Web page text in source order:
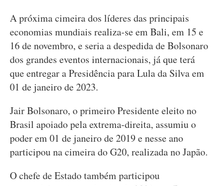
A próxima cimeira dos líderes das principais
economias mundiais realiza-se em Bali, em 15 e
16 de novembro, e seria a despedida de Bolsonaro
dos grandes eventos internacionais, já que terá
que entregar a Presidência para Lula da Silva em
01 de janeiro de 2023.
Jair Bolsonaro, o primeiro Presidente eleito no
Brasil apoiado pela extrema-direita, assumiu o
poder em 01 de janeiro de 2019 e nesse ano
participou na cimeira do G20, realizada no Japão.
O chefe de Estado também participou